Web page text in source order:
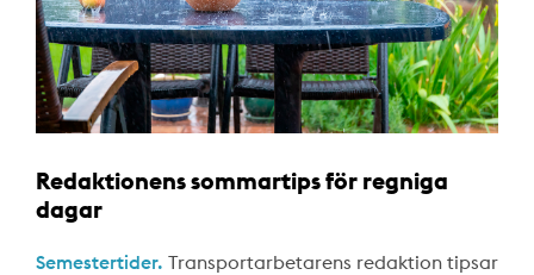
Redaktionens sommartips för regniga
dagar
Semestertider. Transportarbetarens redaktion tipsar